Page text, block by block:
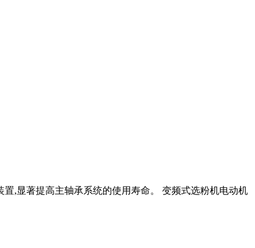
,显著提高主轴承系统的使用寿命。 变频式选粉机电动机